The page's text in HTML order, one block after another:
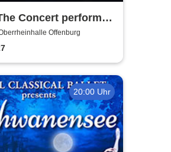
Concert performed
Offenburg
20:00 Uhr